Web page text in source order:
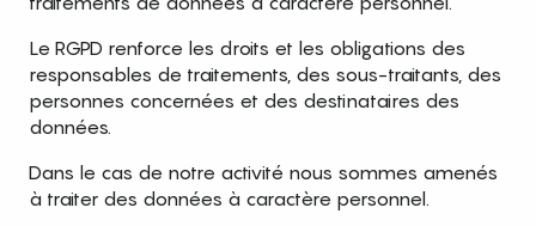
Le RGPD renforce les droits et les obligations des
responsables de traitements, des sous-traitants, des
personnes concernées et des destinataires des
données.
Dans le cas de notre activité nous sommes amenés
à traiter des données à caractère personnel.